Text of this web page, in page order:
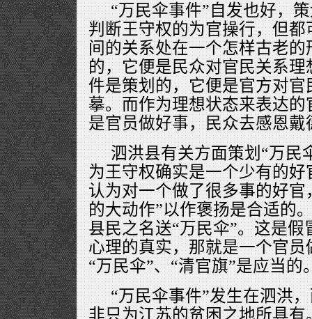
“万民伞事件”自发也好，
判断王守权的为官操行，但
间的关系处在一个怎样古老
的，它便是民众对官民关系
件是策划的，它便是官方对
摹。而作为理想状态来表达
是官员做好事，民众去感恩戴
泗洪县有关方面策划“万民
为王守权确实是一个少有的
认为对一个做了很多事的好官
的大动作”以作褒扬是合适的
县民之名送“万民伞”。这是
心理的真实，那就是一个官
“万民伞”、“清官旗”是应当的
“万民伞事件”发生在泗洪
非只为江苏的贫困之地所具